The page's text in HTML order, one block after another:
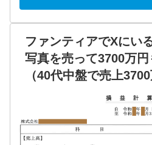
ファンティアでXにい
写真を売って3700万
（40代中盤で売上3700